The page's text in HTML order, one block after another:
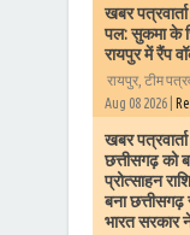
खबर
पल: सुकमा के
रायपुर में रैंप
रायपुर, टीम
Aug 08 2026 |
खबर
छत्तीसगढ़ को
प्रोत्साहन
बना
भारत सरकार